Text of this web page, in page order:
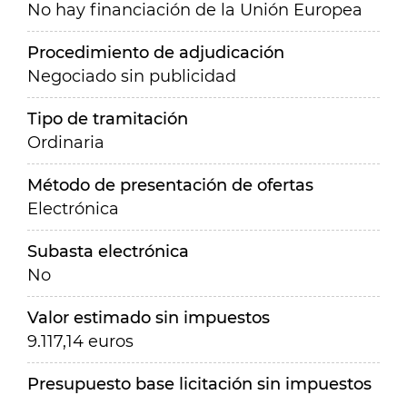
No hay financiación de la Unión Europea
Procedimiento de adjudicación
Negociado sin publicidad
Tipo de tramitación
Ordinaria
Método de presentación de ofertas
Electrónica
Subasta electrónica
No
Valor estimado sin impuestos
9.117,14 euros
Presupuesto base licitación sin impuestos